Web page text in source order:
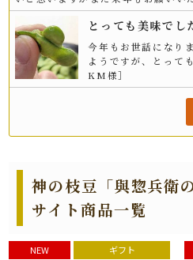
とっても美味でし
今年もお世話になり
ようですが、とって
KM様］
神の枝豆「與惣兵衛
サイト商品一覧
NEW ギフト